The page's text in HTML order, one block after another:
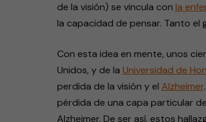
de la visión) se vincula con la
la capacidad de pensar. Tanto el
Con esta idea en mente, unos
Unidos, y de la Universidad de
perdida de la visión y el Alzheimer
pérdida de una capa particular
Alzheimer. De ser así, estos